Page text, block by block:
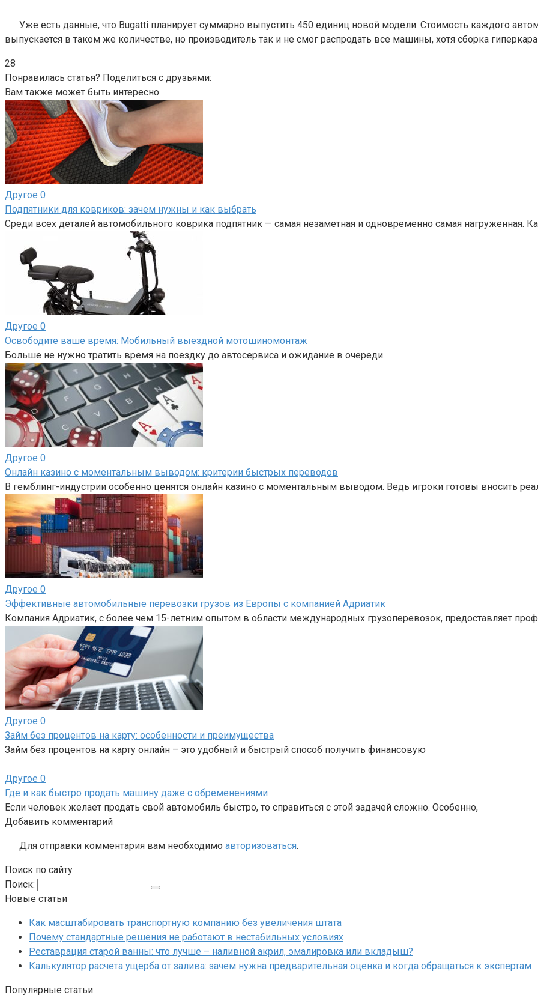
Уже есть данные, что Bugatti планирует суммарно выпустить 450 единиц новой модели. Стоимость каждого
выпускается в таком же количестве, но производитель так и не смог распродать все машины, хотя сборка гиперкара
28
Понравилась статья? Поделиться с друзьями:
Вам также может быть интересно
Другое 0
Подпятники для ковриков: зачем нужны и как выбрать
Среди всех деталей автомобильного коврика подпятник — самая незаметная и одновременно самая нагруженная.
Другое 0
Освободите ваше время: Мобильный выездной мотошиномонтаж
Больше не нужно тратить время на поездку до автосервиса и ожидание в очереди.
Другое 0
Онлайн казино с моментальным выводом: критерии быстрых переводов
В гемблинг-индустрии особенно ценятся онлайн казино с моментальным выводом. Ведь игроки готовы вносить
Другое 0
Эффективные автомобильные перевозки грузов из Европы с компанией Адриатик
Компания Адриатик, с более чем 15-летним опытом в области международных грузоперевозок, предоставляет
Другое 0
Займ без процентов на карту: особенности и преимущества
Займ без процентов на карту онлайн – это удобный и быстрый способ получить финансовую
Другое 0
Где и как быстро продать машину даже с обременениями
Если человек желает продать свой автомобиль быстро, то справиться с этой задачей сложно. Особенно,
Добавить комментарий
Для отправки комментария вам необходимо авторизоваться.
Поиск по сайту
Поиск:
Новые статьи
Как масштабировать транспортную компанию без увеличения штата
Почему стандартные решения не работают в нестабильных условиях
Реставрация старой ванны: что лучше – наливной акрил, эмалировка или вкладыш?
Калькулятор расчета ущерба от залива: зачем нужна предварительная оценка и когда обращаться к экспертам
Популярные статьи